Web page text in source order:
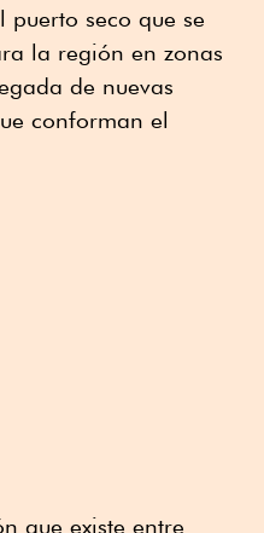
seco que se
la región en zonas
de nuevas
conforman el
que existe entre